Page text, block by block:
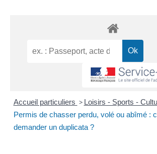
Accueil particuliers > Loisirs - Sports -
Permis de chasser perdu, volé ou abîmé :
demander un duplicata ?